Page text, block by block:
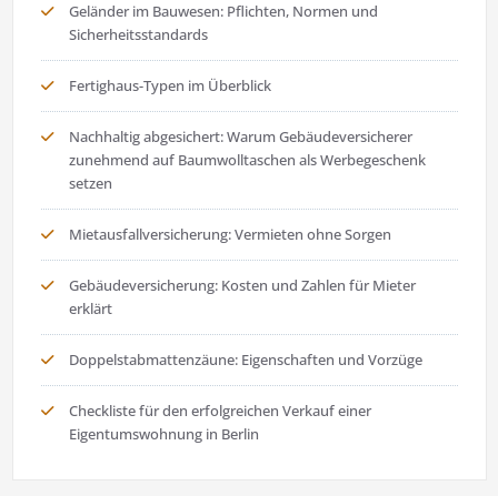
Geländer im Bauwesen: Pflichten, Normen und
Sicherheitsstandards
Fertighaus-Typen im Überblick
Nachhaltig abgesichert: Warum Gebäudeversicherer
zunehmend auf Baumwolltaschen als Werbegeschenk
setzen
Mietausfallversicherung: Vermieten ohne Sorgen
Gebäudeversicherung: Kosten und Zahlen für Mieter
erklärt
Doppelstabmattenzäune: Eigenschaften und Vorzüge
Checkliste für den erfolgreichen Verkauf einer
Eigentumswohnung in Berlin